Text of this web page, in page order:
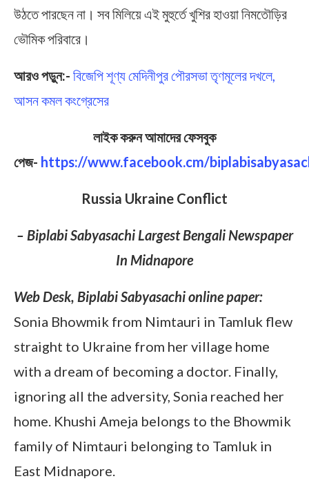
উঠতে পারছেন না। সব মিলিয়ে এই মুহুর্তে খুশির হাওয়া নিমতৌড়ির
ভৌমিক পরিবারে।
আরও পড়ুন:- বিজেপি শূণ্য মেদিনীপুর পৌরসভা তৃণমূলের দখলে,
আসন কমল কংগ্রেসের
লাইক করুন আমাদের ফেসবুক
পেজ- https://www.facebook.cm/
Russia Ukraine Conflict
– Biplabi Sabyasachi Largest Bengali Newspaper
In Midnapore
Web Desk, Biplabi Sabyasachi online paper:
Sonia Bhowmik from Nimtauri in Tamluk flew
straight to Ukraine from her village home
with a dream of becoming a doctor. Finally,
ignoring all the adversity, Sonia reached her
home. Khushi Ameja belongs to the Bhowmik
family of Nimtauri belonging to Tamluk in
East Midnapore.